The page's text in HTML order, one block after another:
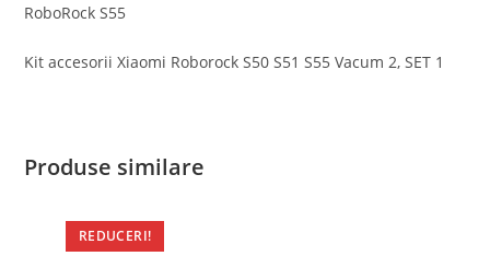
RoboRock S55
Kit accesorii Xiaomi Roborock S50 S51 S55 Vacum 2, SET 1
Produse similare
REDUCERI!